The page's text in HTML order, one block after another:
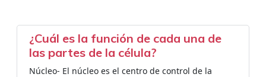
¿Cuál es la función de cada una de
las partes de la célula?
Núcleo- El núcleo es el centro de control de la